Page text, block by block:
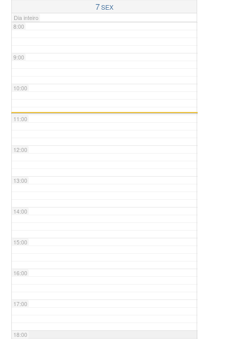
7SEX
Dia inteiro
8:00
9:00
10:00
11:00
12:00
13:00
14:00
15:00
16:00
17:00
18:00